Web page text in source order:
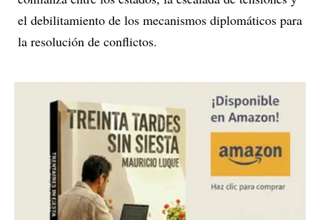
el debilitamiento de los mecanismos diplomáticos para
la resolución de conflictos.